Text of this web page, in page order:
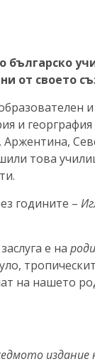
българско
от своето
и
Аржентина,
това
годините –
е на
на нашето
издание